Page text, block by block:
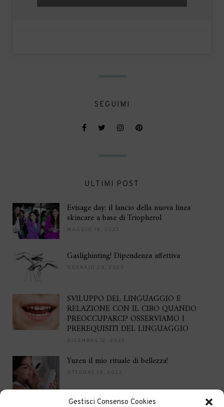
Gestisci Consenso Cookies
SEGUIMI
ULTIMI POST
Evisage day: il lancio della nuova linea
skincare a base di Triopherol
MAGGIO 18, 2023
Gaslighinting! Dipendenza affettiva
GENNAIO 25, 2023
SVILUPPO DEL LINGUAGGIO E
RELAZIONE CON IL CIBO QUANDO
PREOCCUPARCI? OSSERVIAMO I
PREREQUISITI DEL LINGUAGGIO
DICEMBRE 12, 2022
Yuzen il mio rituale di bellezza!
OTTOBRE 10, 2022